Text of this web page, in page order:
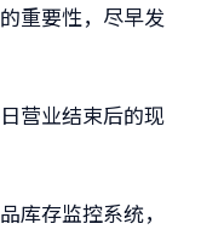
重要性，尽早发
营业结束后的现
库存监控系统，